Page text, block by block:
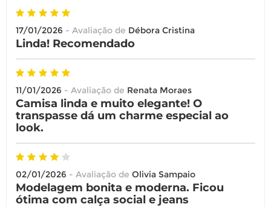
17/01/2026 - Avaliação de Débora Cristina
Linda! Recomendado
11/01/2026 - Avaliação de Renata Moraes
Camisa linda e muito elegante! O
transpasse dá um charme especial ao
look.
02/01/2026 - Avaliação de Olivia Sampaio
Modelagem bonita e moderna. Ficou
ótima com calça social e jeans